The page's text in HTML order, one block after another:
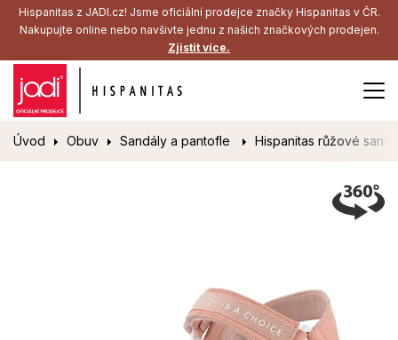
Hispanitas z JADI.cz! Jsme oficiální prodejce značky Hispanitas v ČR.
Nakupujte online nebo navšivte jednu z našich značkových prodejen.
Zjistit více.
Úvod Obuv Sandály a pantofle Hispanitas růžové